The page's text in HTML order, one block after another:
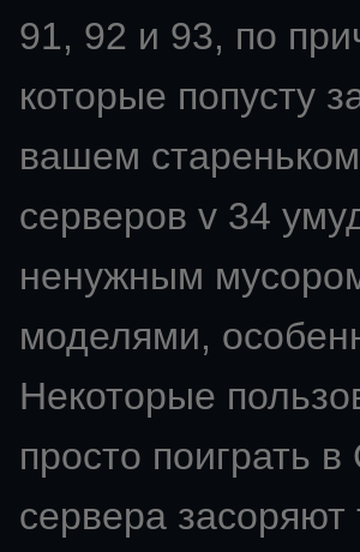
91, 92 и 93, по
которые попусту
вашем
серверов v 34
ненужным
моделями,
Некоторые
просто поиграть
сервера